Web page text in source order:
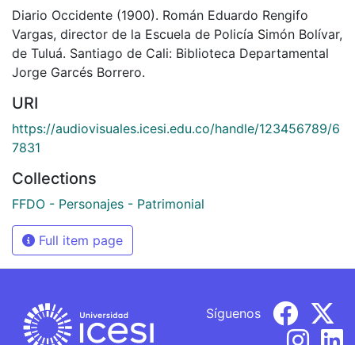
Diario Occidente (1900). Román Eduardo Rengifo
Vargas, director de la Escuela de Policía Simón Bolívar,
de Tuluá. Santiago de Cali: Biblioteca Departamental
Jorge Garcés Borrero.
URI
https://audiovisuales.icesi.edu.co/handle/123456789/6
7831
Collections
FFDO - Personajes - Patrimonial
Full item page
Síguenos